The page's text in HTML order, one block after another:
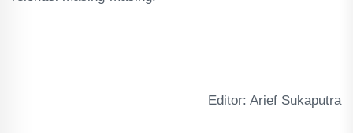
Editor: Arief Sukaputra